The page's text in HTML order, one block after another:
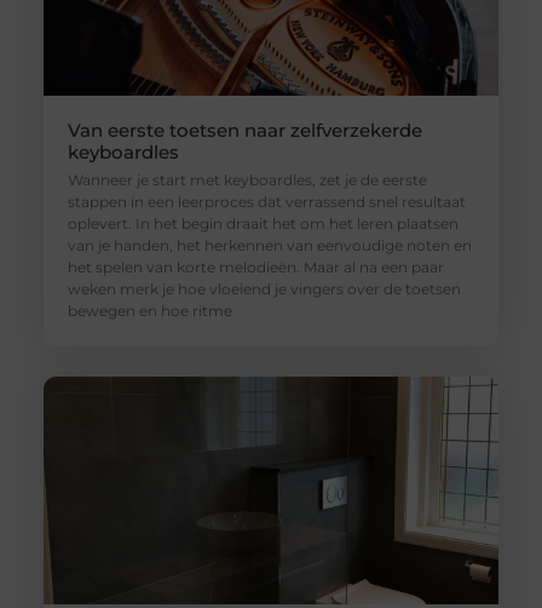
Van eerste toetsen naar zelfverzekerde
keyboardles
Wanneer je start met keyboardles, zet je de eerste
stappen in een leerproces dat verrassend snel resultaat
oplevert. In het begin draait het om het leren plaatsen
van je handen, het herkennen van eenvoudige noten en
het spelen van korte melodieën. Maar al na een paar
weken merk je hoe vloeiend je vingers over de toetsen
bewegen en hoe ritme